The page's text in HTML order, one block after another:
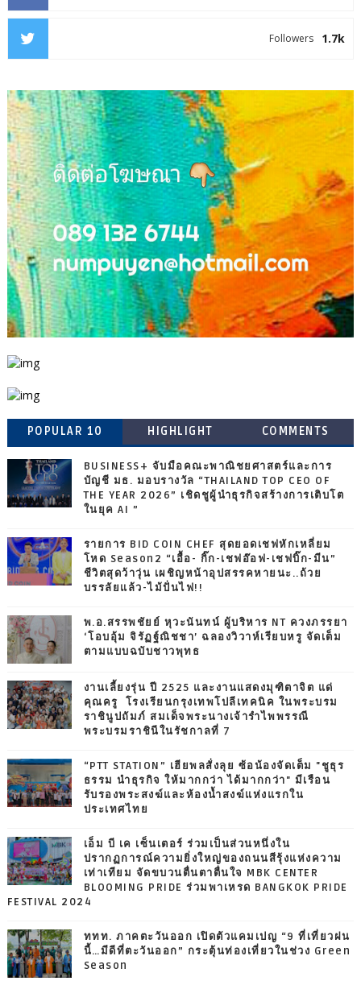
1.7k
Followers
POPULAR 10 HIGHLIGHT COMMENTS
BUSINESS+ จับมือคณะพาณิชยศาสตร์และการ
บัญชี มธ. มอบรางวัล “THAILAND TOP CEO OF
THE YEAR 2026” เชิดชูผู้นำธุรกิจสร้างการเติบโต
ในยุค AI ”
รายการ BID COIN CHEF สุดยอดเชฟหักเหลี่ยม
โหด Season2 “เอื้อ- กิ๊ก-เชฟอ๊อฟ-เชฟบิ๊ก-มีน”
ชีวิตสุดว้าวุ่น เผชิญหน้าอุปสรรคหายนะ..ถ้วย
บรรลัยแล้ว-ไม้ปั่นไฟ!!
พ.อ.สรรพชัยย์ หุวะนันทน์ ผู้บริหาร NT ควงภรรยา
‘โอบอุ้ม จิรัฏฐ์ณิชชา’ ฉลองวิวาห์เรียบหรู จัดเต็ม
ตามแบบฉบับชาวพุทธ
งานเลี้ยงรุ่น ปี 2525 และงานแสดงมุฑิตาจิต แด่
คุณครู โรงเรียนกรุงเทพโปลีเทคนิค ในพระบรม
ราชินูปถัมภ์ สมเด็จพระนางเจ้ารำไพพรรณี
พระบรมราชินีในรัชกาลที่ 7
“PTT STATION” เฮียพลสั่งลุย ซ้อน้องจัดเต็ม "ชูธุร
ธรรม นำธุรกิจ ให้มากกว่า ได้มากกว่า" มีเรือน
รับรองพระสงฆ์และห้องน้ำสงฆ์แห่งแรกใน
ประเทศไทย
เอ็ม บี เค เซ็นเตอร์ ร่วมเป็นส่วนหนึ่งใน
ปรากฏการณ์ความยิ่งใหญ่ของถนนสีรุ้งแห่งความ
เท่าเทียม จัดขบวนตื่นตาตื่นใจ MBK CENTER
BLOOMING PRIDE ร่วมพาเหรด BANGKOK PRIDE
FESTIVAL 2024
ททท. ภาคตะวันออก เปิดตัวแคมเปญ “9 ที่เที่ยวฝน
นี้…มีดีที่ตะวันออก” กระตุ้นท่องเที่ยวในช่วง Green
Season